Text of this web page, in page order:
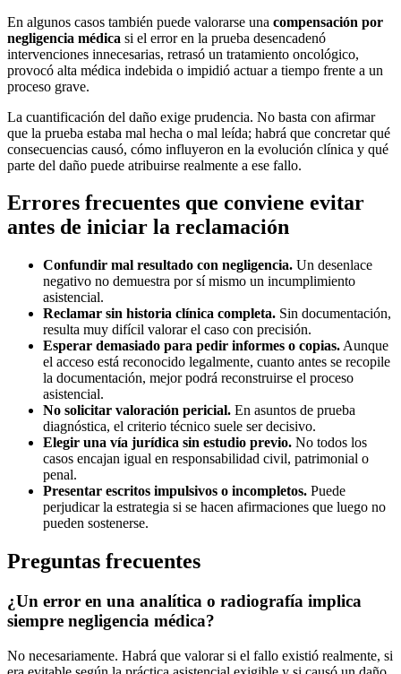
En algunos casos también puede valorarse una compensación por
negligencia médica si el error en la prueba desencadenó
intervenciones innecesarias, retrasó un tratamiento oncológico,
provocó alta médica indebida o impidió actuar a tiempo frente a un
proceso grave.
La cuantificación del daño exige prudencia. No basta con afirmar
que la prueba estaba mal hecha o mal leída; habrá que concretar qué
consecuencias causó, cómo influyeron en la evolución clínica y qué
parte del daño puede atribuirse realmente a ese fallo.
Errores frecuentes que conviene evitar
antes de iniciar la reclamación
Confundir mal resultado con negligencia. Un desenlace
negativo no demuestra por sí mismo un incumplimiento
asistencial.
Reclamar sin historia clínica completa. Sin documentación,
resulta muy difícil valorar el caso con precisión.
Esperar demasiado para pedir informes o copias. Aunque
el acceso está reconocido legalmente, cuanto antes se recopile
la documentación, mejor podrá reconstruirse el proceso
asistencial.
No solicitar valoración pericial. En asuntos de prueba
diagnóstica, el criterio técnico suele ser decisivo.
Elegir una vía jurídica sin estudio previo. No todos los
casos encajan igual en responsabilidad civil, patrimonial o
penal.
Presentar escritos impulsivos o incompletos. Puede
perjudicar la estrategia si se hacen afirmaciones que luego no
pueden sostenerse.
Preguntas frecuentes
¿Un error en una analítica o radiografía implica
siempre negligencia médica?
No necesariamente. Habrá que valorar si el fallo existió realmente, si